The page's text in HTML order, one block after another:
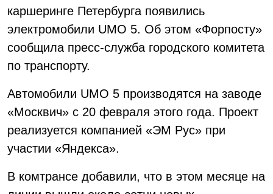
каршеринге Петербурга появились
электромобили UMO 5. Об этом «Форпосту»
сообщила пресс-служба городского комитета
по транспорту.
Автомобили UMO 5 производятся на заводе
«Москвич» с 20 февраля этого года. Проект
реализуется компанией «ЭМ Рус» при
участии «Яндекса».
В комтрансе добавили, что в этом месяце на